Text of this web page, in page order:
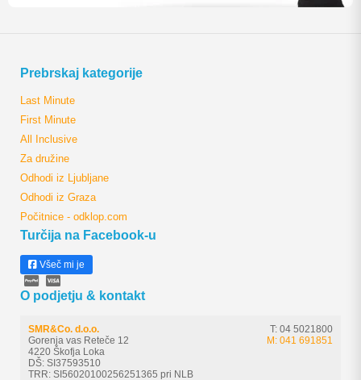
Prebrskaj kategorije
Last Minute
First Minute
All Inclusive
Za družine
Odhodi iz Ljubljane
Odhodi iz Graza
Počitnice - odklop.com
Turčija na Facebook-u
Všeč mi je
O podjetju & kontakt
SMR&Co. d.o.o.
Gorenja vas Reteče 12
4220 Škofja Loka
DŠ: SI37593510
TRR: SI56020100256251365 pri NLB
T: 04 5021800
M: 041 691851